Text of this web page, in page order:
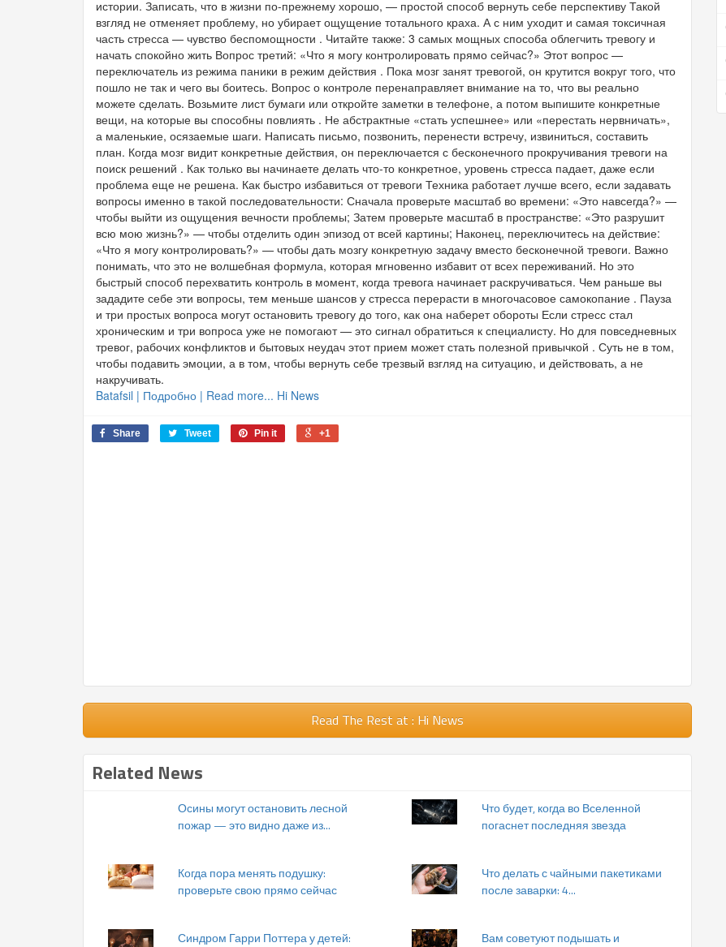
истории. Записать, что в жизни по-прежнему хорошо, — простой способ вернуть себе перспективу Такой
взгляд не отменяет проблему, но убирает ощущение тотального краха. А с ним уходит и самая токсичная
часть стресса — чувство беспомощности . Читайте также: 3 самых мощных способа облегчить тревогу и
начать спокойно жить Вопрос третий: «Что я могу контролировать прямо сейчас?» Этот вопрос —
переключатель из режима паники в режим действия . Пока мозг занят тревогой, он крутится вокруг того, что
пошло не так и чего вы боитесь. Вопрос о контроле перенаправляет внимание на то, что вы реально
можете сделать. Возьмите лист бумаги или откройте заметки в телефоне, а потом выпишите конкретные
вещи, на которые вы способны повлиять . Не абстрактные «стать успешнее» или «перестать нервничать»,
а маленькие, осязаемые шаги. Написать письмо, позвонить, перенести встречу, извиниться, составить
план. Когда мозг видит конкретные действия, он переключается с бесконечного прокручивания тревоги на
поиск решений . Как только вы начинаете делать что-то конкретное, уровень стресса падает, даже если
проблема еще не решена. Как быстро избавиться от тревоги Техника работает лучше всего, если задавать
вопросы именно в такой последовательности: Сначала проверьте масштаб во времени: «Это навсегда?» —
чтобы выйти из ощущения вечности проблемы; Затем проверьте масштаб в пространстве: «Это разрушит
всю мою жизнь?» — чтобы отделить один эпизод от всей картины; Наконец, переключитесь на действие:
«Что я могу контролировать?» — чтобы дать мозгу конкретную задачу вместо бесконечной тревоги. Важно
понимать, что это не волшебная формула, которая мгновенно избавит от всех переживаний. Но это
быстрый способ перехватить контроль в момент, когда тревога начинает раскручиваться. Чем раньше вы
зададите себе эти вопросы, тем меньше шансов у стресса перерасти в многочасовое самокопание . Пауза
и три простых вопроса могут остановить тревогу до того, как она наберет обороты Если стресс стал
хроническим и три вопроса уже не помогают — это сигнал обратиться к специалисту. Но для повседневных
тревог, рабочих конфликтов и бытовых неудач этот прием может стать полезной привычкой . Суть не в том,
чтобы подавить эмоции, а в том, чтобы вернуть себе трезвый взгляд на ситуацию, и действовать, а не
накручивать.
Batafsil | Подробно | Read more... Hi News
Share Tweet Pin it +1
Read The Rest at : Hi News
Related News
Осины могут остановить лесной
пожар — это видно даже из...
Что будет, когда во Вселенной
погаснет последняя звезда
Когда пора менять подушку:
проверьте свою прямо сейчас
Что делать с чайными пакетиками
после заварки: 4...
Синдром Гарри Поттера у детей:
Вам советуют подышать и